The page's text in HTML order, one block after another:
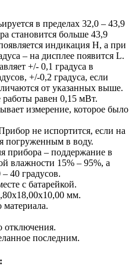
в пределах 32,0 – 43,9
становится больше 43,9
индикация H, а при
– на дисплее появится L.
+/- 0,1 градуса в
+/-0,2 градуса, если
от указанных выше.
равен 0,15 мВт.
измерение, которое было
не испортится, если на
погруженным в воду.
прибора – поддержание в
влажности 15% – 95%, а
40 градусов.
с батарейкой.
мм.
материала.
отключения.
последним.